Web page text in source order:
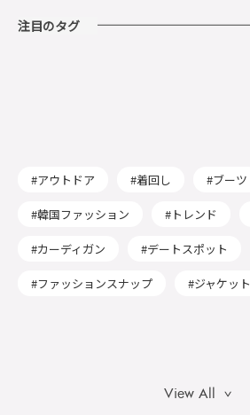
注目のタグ
アウトドア 着回し ブーツ
韓国ファッション トレンド
カーディガン デートスポット
ファッションスナップ ジャケット
View All